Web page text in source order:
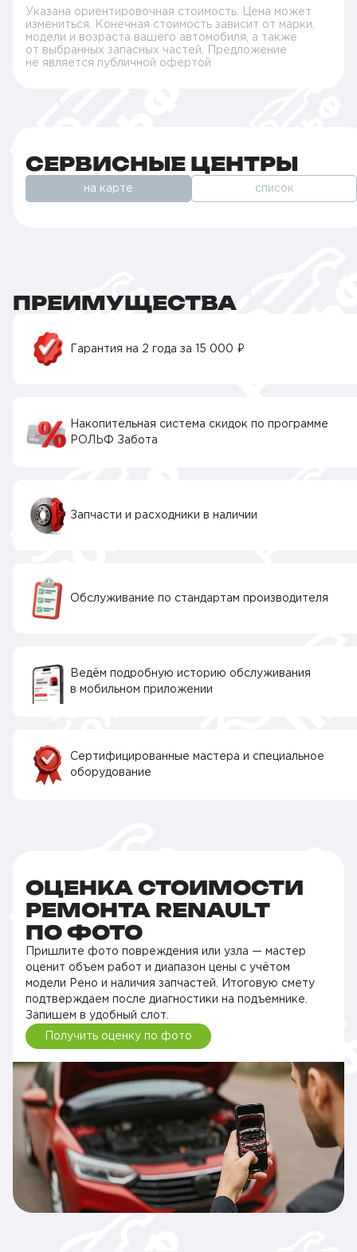
Указана ориентировочная стоимость. Цена может
измениться. Конечная стоимость зависит от марки,
модели и возраста вашего автомобиля, а также
от выбранных запасных частей. Предложение
не является публичной офертой
СЕРВИСНЫЕ ЦЕНТРЫ
на карте список
ПРЕИМУЩЕСТВА
Гарантия на 2 года за 15 000 ₽
Накопительная система скидок по программе
РОЛЬФ Забота
Запчасти и расходники в наличии
Обслуживание по стандартам производителя
Ведём подробную историю обслуживания
в мобильном приложении
Сертифицированные мастера и специальное
оборудование
ОЦЕНКА СТОИМОСТИ
РЕМОНТА RENAULT
ПО ФОТО
Пришлите фото повреждения или узла — мастер
оценит объем работ и диапазон цены с учётом
модели Рено и наличия запчастей. Итоговую смету
подтверждаем после диагностики на подъемнике.
Запишем в удобный слот.
Получить оценку по фото